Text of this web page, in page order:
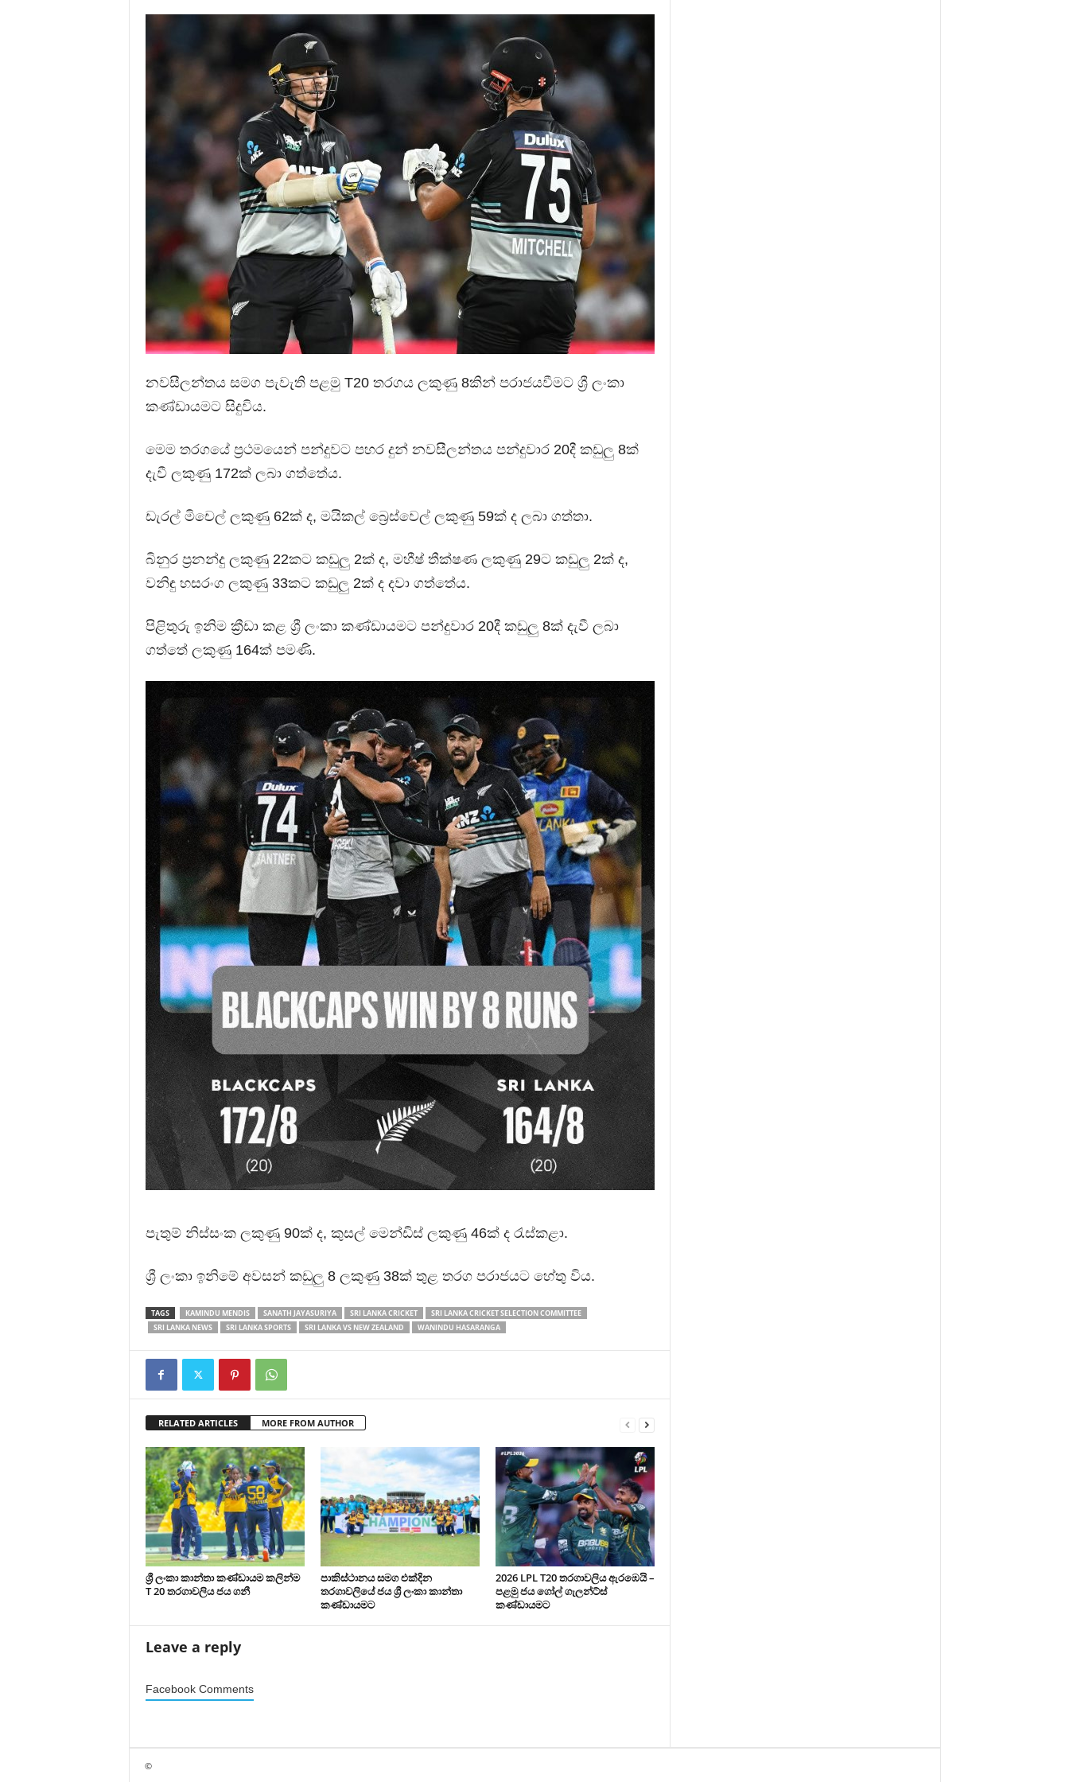
නවසීලන්තය සමග පැවැති පළමු T20 තරගය ලකුණු 8කින් පරාජයවීමට ශ්‍රී ලංකා
කණ්ඩායමට සිදුවිය.
මෙම තරගයේ ප්‍රථමයෙන් පන්දුවට පහර දුන් නවසීලන්තය පන්දුවාර 20දී කඩුලු 8ක්
දැවී ලකුණු 172ක් ලබා ගත්තේය.
ඩැරල් මිචෙල් ලකුණු 62ක් ද, මයිකල් බ්‍රෙස්වෙල් ලකුණු 59ක් ද ලබා ගත්තා.
බිනුර ප්‍රනන්දු ලකුණු 22කට කඩුලු 2ක් ද, මහීෂ් තීක්ෂණ ලකුණු 29ට කඩුලු 2ක් ද,
වනිඳු හසරංග ලකුණු 33කට කඩුලු 2ක් ද දවා ගත්තේය.
පිළිතුරු ඉනිම ක්‍රීඩා කළ ශ්‍රී ලංකා කණ්ඩායමට පන්දුවාර 20දී කඩුලු 8ක් දැවී ලබා
ගත්තේ ලකුණු 164ක් පමණි.
පැතුම් නිස්සංක ලකුණු 90ක් ද, කුසල් මෙන්ඩිස් ලකුණු 46ක් ද රැස්කළා.
ශ්‍රී ලංකා ඉනිමේ අවසන් කඩුලු 8 ලකුණු 38ක් තුළ තරග පරාජයට හේතු විය.
TAGS KAMINDU MENDIS SANATH JAYASURIYA SRI LANKA CRICKET
SRI LANKA CRICKET SELECTION COMMITTEE
SRI LANKA NEWS
SRI LANKA SPORTS SRI LANKA VS NEW ZEALAND WANINDU HASARANGA
RELATED ARTICLES MORE FROM AUTHOR
ශ්‍රී ලංකා කාන්තා කණ්ඩායම කලින්ම
T 20 තරගාවලිය ජය ගනී
පාකිස්ථානය සමග එක්දින
තරගාවලියේ ජය ශ්‍රී ලංකා කාන්තා
කණ්ඩායමට
2026 LPL T20 තරගාවලිය ඇරඹෙයි –
පළමු ජය ගෝල් ගැලන්ට්ස්
කණ්ඩායමට
Leave a reply
Facebook Comments
©